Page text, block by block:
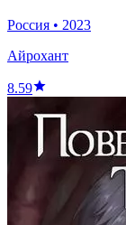
Россия • 2023
Айрохант
8.59